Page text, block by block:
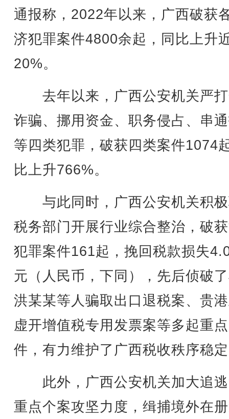
通报称，2022年以来，广西破获
济犯罪案件4800余起，同比上升
20%。
去年以来，广西公安机关严
诈骗、挪用资金、职务侵占、串
等四类犯罪，破获四类案件1074
比上升766%。
与此同时，广西公安机关积
税务部门开展行业综合整治，破
犯罪案件161起，挽回税款损失
元（人民币，下同），先后侦破
洪某某等人骗取出口退税案、贵
虚开增值税专用发票案等多起重
件，有力维护了广西税收秩序稳
此外，广西公安机关加大追
重点个案攻坚力度，缉捕境外在